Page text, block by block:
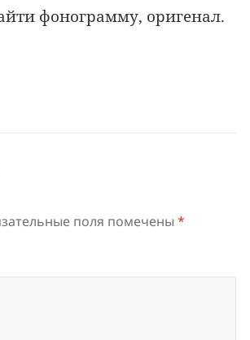
фонограмму, оригенал.
поля помечены*